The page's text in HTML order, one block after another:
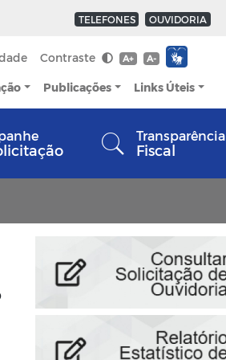
TELEFONES OUVIDORIA
Contraste A+ A-
Publicações Links Úteis
Transparência
Fiscal